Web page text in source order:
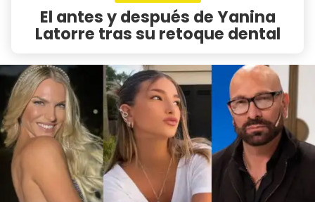
El antes y después de Yanina
Latorre tras su retoque dental